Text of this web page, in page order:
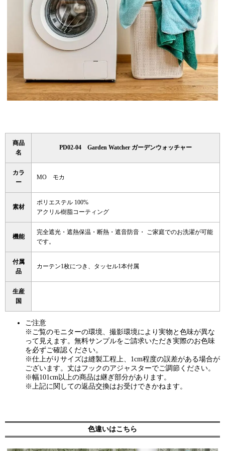
商品
名
PD02-04 Garden Watcher ガーデンウォッチャー
カラ
ー
MO モカ
素材
ポリエステル 100%
アクリル樹脂コーティング
機能
完全遮光・遮熱保温・断熱・遮音防音・ ご家庭でのお洗濯が可能
です。
付属
品
カーテン1枚につき、タッセル1本付属
生産
国
ご注意
※ご覧のモニターの環境、撮影環境により実物と色味が異な
って見えます。無料サンプルをご請求いただき実際のお色味
を必ずご確認ください。
※仕上がりサイズは縫製工程上、1cm程度の誤差がある場合が
ございます。丈はフックのアジャスターでご調節ください。
※幅101cm以上の商品は継ぎ部分があります。
※上記に関しての返品交換はお受けできかねます。
色違いはこちら